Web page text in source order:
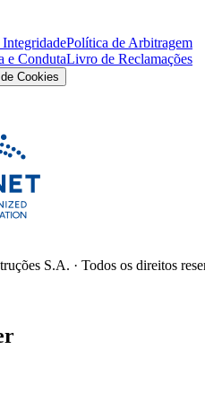
Política de Arbitragem
e CondutaLivro de Reclamações
Cookies
S.A. · Todos os direitos